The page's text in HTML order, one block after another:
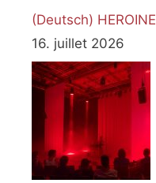
(Deutsch)
16. juillet 2026